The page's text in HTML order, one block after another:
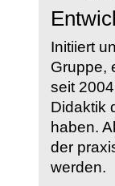
Initiiert
Gruppe,
seit
Didaktik
haben.
der
werden.